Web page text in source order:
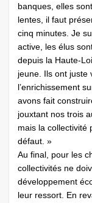
banques, elles
lentes, il faut
cinq minutes. Je
active, les élus
depuis la Haute-
jeune. Ils ont juste
l’enrichissement
avons fait
jouxtant nos trois
mais la collectivité
défaut. »
Au final, pour les
collectivités ne
développement
leur ressort. En